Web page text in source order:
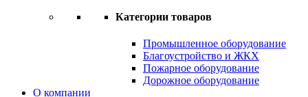
Категории товаров
Промышленное оборудование
Благоустройство и ЖКХ
Пожарное оборудование
Дорожное оборудование
О компании